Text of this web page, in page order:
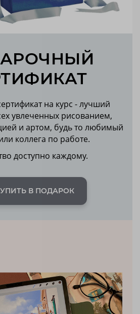
на курс - лучший
увлеченных рисованием,
и артом, будь то любимый
коллега по работе.
доступно каждому.
В ПОДАРОК